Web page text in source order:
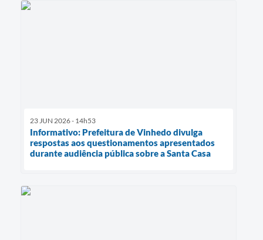
23 JUN 2026 - 14h53
Informativo: Prefeitura de Vinhedo divulga
respostas aos questionamentos apresentados
durante audiência pública sobre a Santa Casa